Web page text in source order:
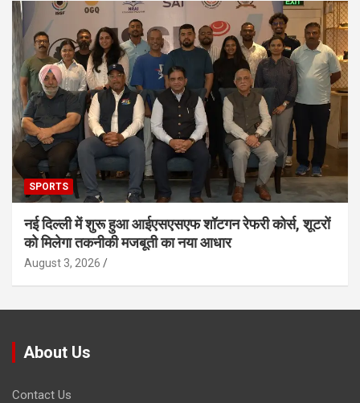
SPORTS
नई दिल्ली में शुरू हुआ आईएसएसएफ शॉटगन रेफरी कोर्स, शूटरों
को मिलेगा तकनीकी मजबूती का नया आधार
August 3, 2026
About Us
Contact Us